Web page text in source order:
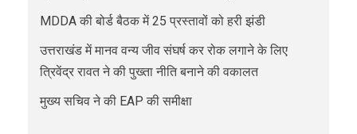
MDDA की बोर्ड बैठक में 25 प्रस्तावों को हरी झंडी
उत्तराखंड में मानव वन्य जीव संघर्ष कर रोक लगाने के लिए
त्रिवेंद्र रावत ने की पुख्ता नीति बनाने की वकालत
मुख्य सचिव ने की EAP की समीक्षा